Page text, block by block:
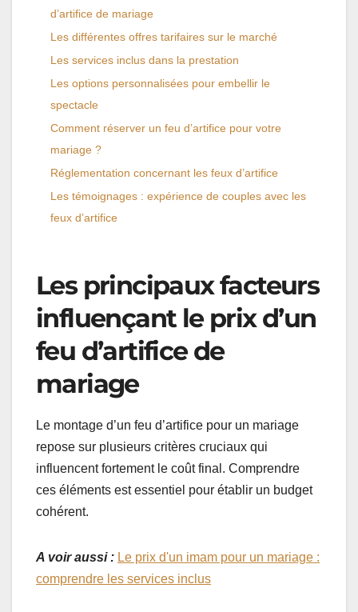
d’artifice de mariage
Les différentes offres tarifaires sur le marché
Les services inclus dans la prestation
Les options personnalisées pour embellir le
spectacle
Comment réserver un feu d’artifice pour votre
mariage ?
Réglementation concernant les feux d’artifice
Les témoignages : expérience de couples avec les
feux d’artifice
Les principaux facteurs
influençant le prix d’un
feu d’artifice de
mariage
Le montage d’un feu d’artifice pour un mariage
repose sur plusieurs critères cruciaux qui
influencent fortement le coût final. Comprendre
ces éléments est essentiel pour établir un budget
cohérent.
A voir aussi : Le prix d'un imam pour un mariage :
comprendre les services inclus